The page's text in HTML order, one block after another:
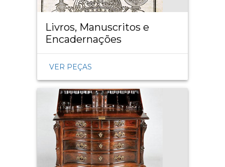
Livros, Manuscritos e
Encadernações
VER PEÇAS